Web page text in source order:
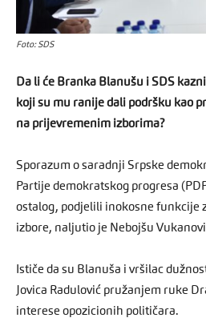
Foto: SDS
Da li će Branka Blanušu i SDS
koji su mu ranije dali podršku kao
na prijevremenim izborima?
Sporazum o saradnji Srpske
Partije demokratskog progresa
ostalog, podjelili inokosne funkcije
izbore, naljutio je Nebojšu
Ističe da su Blanuša i vršilac
Jovica Radulović pružanjem ruke
interese opozicionih političara.